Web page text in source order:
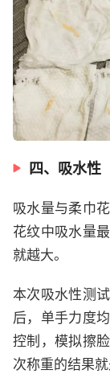
四、吸水性
吸水量与柔巾
花纹中吸水量
就越大。
本次吸水性测
后，单手力度
控制，模拟擦
次称重的结果